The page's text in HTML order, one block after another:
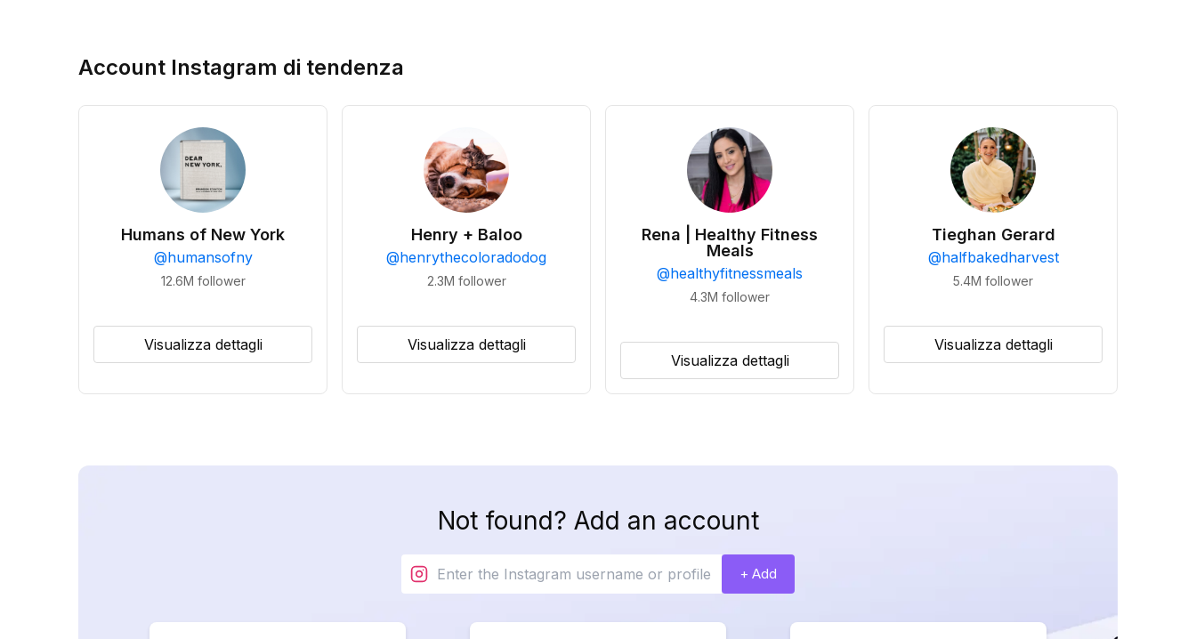
Account Instagram di tendenza
Humans of New York
@humansofny
12.6M follower
Visualizza dettagli
Henry + Baloo
@henrythecoloradodog
2.3M follower
Visualizza dettagli
Rena | Healthy Fitness
Meals
@healthyfitnessmeals
4.3M follower
Visualizza dettagli
Tieghan Gerard
@halfbakedharvest
5.4M follower
Visualizza dettagli
Not found? Add an account
+ Add